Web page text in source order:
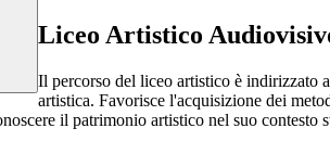
Liceo Artistico
Il percorso del liceo artistico è indirizzato
artistica. Favorisce l'acquisizione dei
il patrimonio artistico nel suo contesto